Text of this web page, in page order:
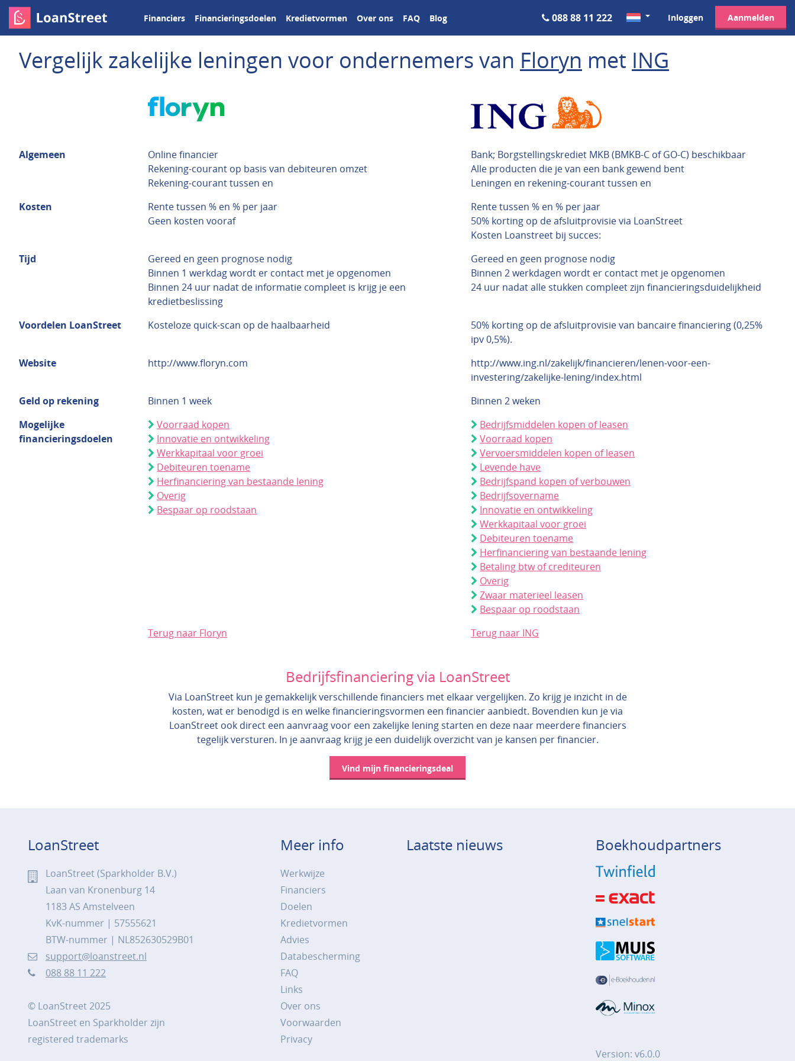
Financiers Financieringsdoelen Kredietvormen Over ons FAQ Blog 088 88 11 222 Inloggen Aanmelden
Vergelijk zakelijke leningen voor ondernemers van Floryn met ING
Algemeen
Online financier
Rekening-courant op basis van debiteuren omzet
Rekening-courant tussen en
Bank; Borgstellingskrediet MKB (BMKB-C of GO-C) beschikbaar
Alle producten die je van een bank gewend bent
Leningen en rekening-courant tussen en
Kosten
Rente tussen % en % per jaar
Geen kosten vooraf
Rente tussen % en % per jaar
50% korting op de afsluitprovisie via LoanStreet
Kosten Loanstreet bij succes:
Tijd
Gereed en geen prognose nodig
Binnen 1 werkdag wordt er contact met je opgenomen
Binnen 24 uur nadat de informatie compleet is krijg je een
kredietbeslissing
Gereed en geen prognose nodig
Binnen 2 werkdagen wordt er contact met je opgenomen
24 uur nadat alle stukken compleet zijn financieringsduidelijkheid
Voordelen LoanStreet Kosteloze quick-scan op de haalbaarheid
50% korting op de afsluitprovisie van bancaire financiering (0,25%
ipv 0,5%).
Website
http://www.floryn.com
http://www.ing.nl/zakelijk/financieren/lenen-voor-een-
investering/zakelijke-lening/index.html
Geld op rekening
Binnen 1 week
Binnen 2 weken
Mogelijke
financieringsdoelen
Voorraad kopen
Innovatie en ontwikkeling
Werkkapitaal voor groei
Debiteuren toename
Herfinanciering van bestaande lening
Overig
Bespaar op roodstaan
Bedrijfsmiddelen kopen of leasen
Voorraad kopen
Vervoersmiddelen kopen of leasen
Levende have
Bedrijfspand kopen of verbouwen
Bedrijfsovername
Innovatie en ontwikkeling
Werkkapitaal voor groei
Debiteuren toename
Herfinanciering van bestaande lening
Betaling btw of crediteuren
Overig
Zwaar materieel leasen
Bespaar op roodstaan
Terug naar Floryn
Terug naar ING
Bedrijfsfinanciering via LoanStreet
Via LoanStreet kun je gemakkelijk verschillende financiers met elkaar vergelijken. Zo krijg je inzicht in de
kosten, wat er benodigd is en welke financieringsvormen een financier aanbiedt. Bovendien kun je via
LoanStreet ook direct een aanvraag voor een zakelijke lening starten en deze naar meerdere financiers
tegelijk versturen. In je aanvraag krijg je een duidelijk overzicht van je kansen per financier.
Vind mijn financieringsdeal
LoanStreet
LoanStreet (Sparkholder B.V.)
Laan van Kronenburg 14
1183 AS Amstelveen
KvK-nummer | 57555621
BTW-nummer | NL852630529B01
support@loanstreet.nl
088 88 11 222
© LoanStreet 2025
LoanStreet en Sparkholder zijn
registered trademarks
Meer info
Werkwijze
Financiers
Doelen
Kredietvormen
Advies
Databescherming
FAQ
Links
Over ons
Voorwaarden
Privacy
Laatste nieuws Boekhoudpartners
Version: v6.0.0